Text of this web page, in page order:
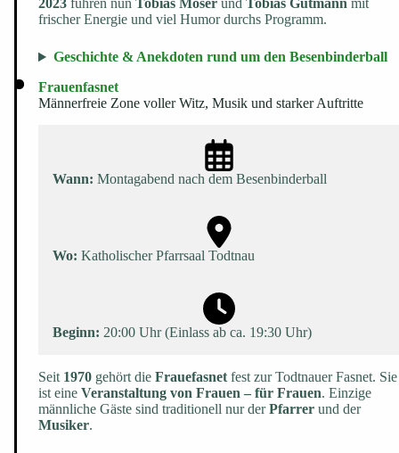
2023 führen nun Tobias Moser und Tobias Gutmann mit
frischer Energie und viel Humor durchs Programm.
Geschichte & Anekdoten rund um den Besenbinderball
Frauenfasnet
Männerfreie Zone voller Witz, Musik und starker Auftritte
Wann: Montagabend nach dem Besenbinderball
Wo: Katholischer Pfarrsaal Todtnau
Beginn: 20:00 Uhr (Einlass ab ca. 19:30 Uhr)
Seit 1970 gehört die Frauefasnet fest zur Todtnauer Fasnet. Sie
ist eine Veranstaltung von Frauen – für Frauen. Einzige
männliche Gäste sind traditionell nur derPfarrer und der
Musiker.